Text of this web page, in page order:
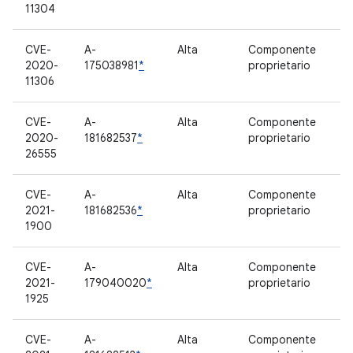
11304
CVE-
2020-
11306
A-
175038981*
Alta
Componente
proprietario
CVE-
2020-
26555
A-
181682537*
Alta
Componente
proprietario
CVE-
2021-
1900
A-
181682536*
Alta
Componente
proprietario
CVE-
2021-
1925
A-
179040020*
Alta
Componente
proprietario
CVE-
A-
Alta
Componente